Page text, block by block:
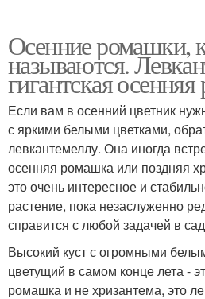
Осенние ромашки,
называются.
гигантская
Если вам в осенний цветник
с яркими белыми цветками,
левкантемеллу. Она иногда
осенняя ромашка или поздняя
это очень интересное и
растение, пока незаслуженно
справится с любой задачей в
Высокий куст с огромными
цветущий в самом конце лета -
ромашка и не хризантема, это